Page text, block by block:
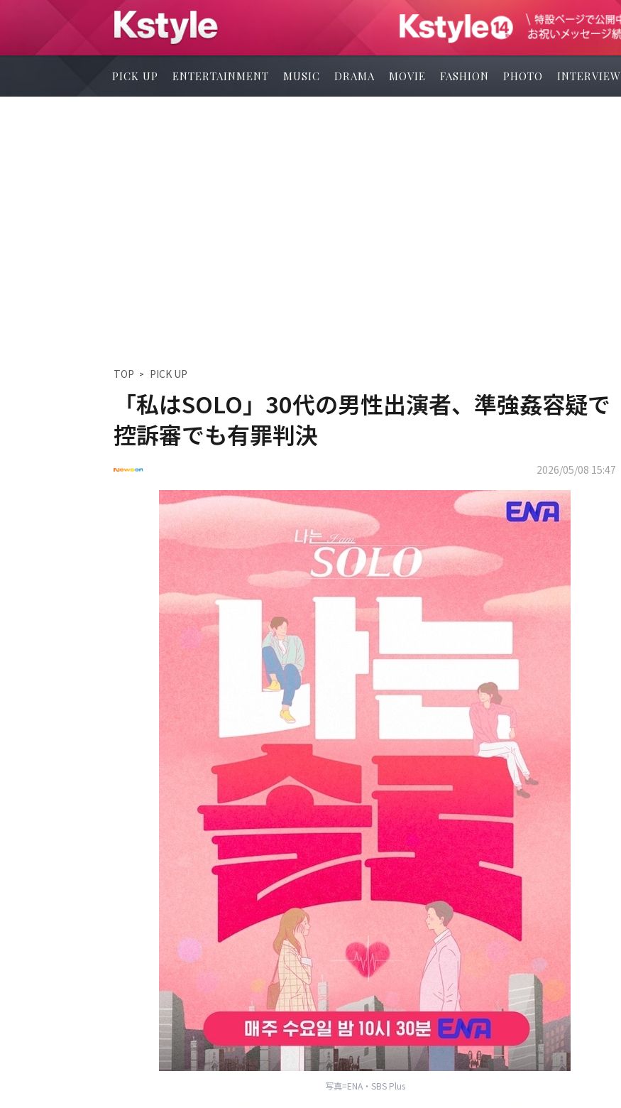
PICK UP ENTERTAINMENT MUSIC DRAMA MOVIE FASHION PHOTO INTERVIEW
TOP PICK UP
「私はSOLO」30代の男性出演者、準強姦容疑で
控訴審でも有罪判決
2026/05/08 15:47
写真=ENA・SBS Plus